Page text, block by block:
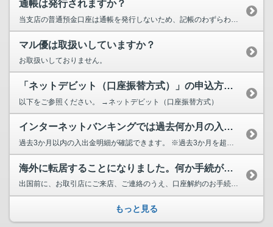
通帳は発行されますか？
当支店の普通預金口座は通帳を発行しないため、記帳のわずらわしさがございません。 その...
マル優は取扱いしていますか？
お取扱いしておりません。
「ネットデビット（口座振替方式）」の申込方法を教えてください。
以下をご参照ください。 →ネットデビット（口座振替方式）
インターネットバンキングでは過去何か月の入出金明細が確認できますか？
過去3か月以内の入出金明細が確認できます。 ※過去3か月を超えるお取引は、「入出金明...
海外に転居することになりました。何か手続が必要でしょうか？
出国前に、お取引店にご来店、ご連絡のうえ、口座解約のお手続を行ってください。 ただし、融...
もっと見る